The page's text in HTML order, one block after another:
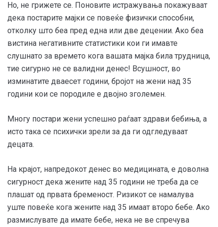
Но, не грижете се. Поновите истражувања покажуваат
дека постарите мајки се повеќе физички способни,
отколку што беа пред една или две децении. Ако беа
вистина негативните статистики кои ги имавте
слушнато за времето кога вашата мајка била трудница,
тие сигурно не се валидни денес! Всушност, во
изминатите дваесет години, бројот на жени над 35
години кои се породиле е двојно зголемен.
Многу постари жени успешно раѓаат здрави бебиња, а
исто така се психички зрели за да ги одгледуваат
децата.
На крајот, напредокот денес во медицината, е доволна
сигурност дека жените над 35 години не треба да се
плашат од првата бременост. Ризикот се намалува
уште повеќе кога жените над 35 имаат второ бебе. Ако
размислувате да имате бебе, нека не ве спречува